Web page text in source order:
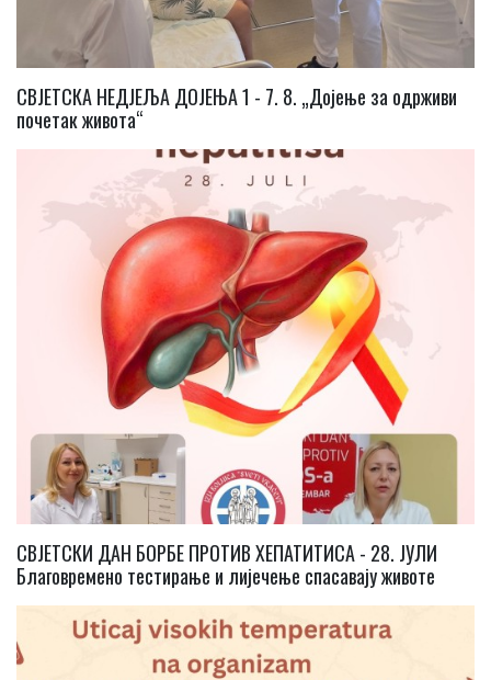
СВЈЕТСКА НЕДЈЕЉА ДОЈЕЊА 1 - 7. 8. „Дојење за одрживи
почетак живота“
СВЈЕТСКИ ДАН БОРБЕ ПРОТИВ ХЕПАТИТИСА - 28. ЈУЛИ
Благовремено тестирање и лијечење спасавају животе